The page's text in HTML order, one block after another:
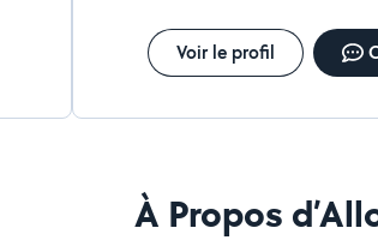
Voir le profil
À Propos